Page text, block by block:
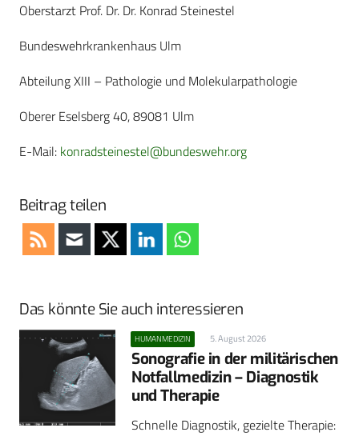
Oberstarzt Prof. Dr. Dr. Konrad Steinestel
Bundeswehrkrankenhaus Ulm
Abteilung XIII – Pathologie und Molekularpathologie
Oberer Eselsberg 40, 89081 Ulm
E-Mail: konradsteinestel@bundeswehr.org
Beitrag teilen
Das könnte Sie auch interessieren
HUMANMEDIZIN 5. August 2026
Sonografie in der militärischen
Notfallmedizin – Diagnostik
und Therapie
Schnelle Diagnostik, gezielte Therapie: